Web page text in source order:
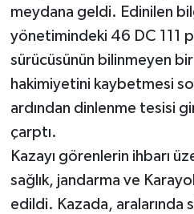
meydana geldi. Edinilen
yönetimindeki 46 DC 111
sürücüsünün bilinmeyen
hakimiyetini kaybetmesi
ardından dinlenme tesisi
çarptı.
Kazayı görenlerin ihbarı
sağlık, jandarma ve
edildi. Kazada, aralarında